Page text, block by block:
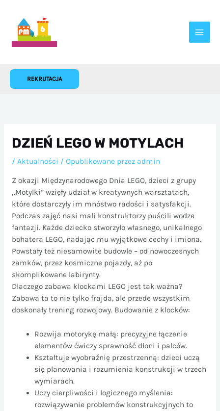
treści
REKRUTACJA
DZIEŃ LEGO W MOTYLACH
/ Aktualności / Opublikowane przez admin
Z okazji Międzynarodowego Dnia LEGO, dzieci z grupy
„Motylki” wzięły udział w kreatywnych warsztatach,
które dostarczyły im mnóstwo radości i satysfakcji.
Podczas zajęć nasi mali konstruktorzy puścili wodze
fantazji. Każde dziecko stworzyło własnego, unikalnego
bohatera LEGO, nadając mu wyjątkowe cechy i imiona.
Powstały też niesamowite budowle – od nowoczesnych
zamków, przez kosmiczne pojazdy, aż po
skomplikowane labirynty.
Dlaczego zabawa klockami LEGO jest tak ważna?
Zabawa ta to nie tylko frajda, ale przede wszystkim
doskonały trening rozwojowy. Budowanie z klocków:
Rozwija motorykę małą: precyzyjne łączenie
elementów ćwiczy sprawność dłoni i palców.
Kształtuje wyobraźnię przestrzenną: dzieci uczą
się planowania i rozumienia konstrukcji w trzech
wymiarach.
Uczy cierpliwości i logicznego myślenia:
rozwiązywanie problemów konstrukcyjnych to